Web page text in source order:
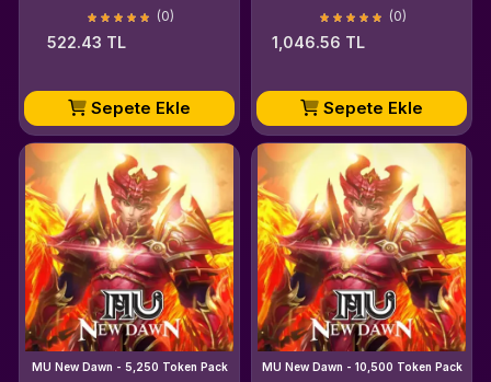
(0)
522.43 TL
Sepete Ekle
(0)
1,046.56 TL
Sepete Ekle
MU New Dawn - 5,250 Token Pack MU New Dawn - 10,500 Token Pack